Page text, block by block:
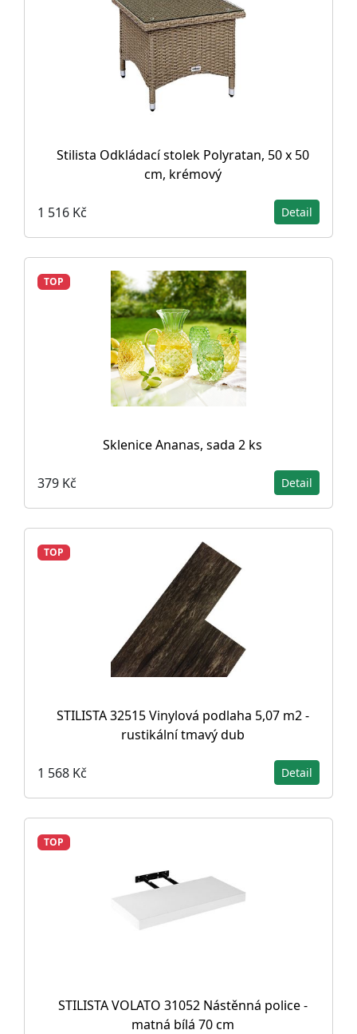
Stilista Odkládací stolek Polyratan, 50 x 50
cm, krémový
1 516 Kč Detail
TOP
Sklenice Ananas, sada 2 ks
379 Kč Detail
TOP
STILISTA 32515 Vinylová podlaha 5,07 m2 -
rustikální tmavý dub
1 568 Kč Detail
TOP
STILISTA VOLATO 31052 Nástěnná police -
matná bílá 70 cm